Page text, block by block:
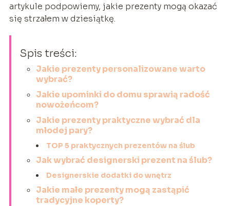
artykule podpowiemy, jakie prezenty mogą okazać
się strzałem w dziesiątkę.
Spis treści:
Jakie prezenty personalizowane warto
wybrać?
Jakie upominki do domu sprawią radość
nowożeńcom?
Jakie prezenty praktyczne wybrać dla
młodej pary?
TOP 5 praktycznych prezentów na ślub
Jak wybrać designerski prezent na ślub?
Designerskie dodatki do wnętrz
Jakie małe prezenty mogą zastąpić
tradycyjne koperty?